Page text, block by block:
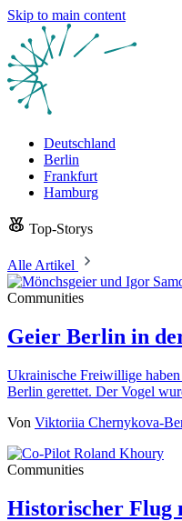
Skip to main content
Deutschland
Berlin
Frankfurt
Hamburg
Top-Storys
Alle Artikel
Communities
Geier Berlin in
Ukrainische Freiwillige
Berlin gerettet. Der Vogel
Von Viktoriia Chernykova-
Communities
Historischer Flug